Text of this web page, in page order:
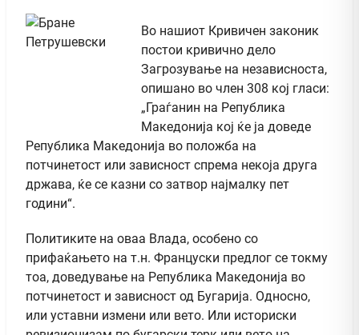
Во нашиот Кривичен законик
постои кривично дело
Загрозување на независноста,
опишано во член 308 кој гласи:
„Граѓанин на Република
Македонија кој ќе ја доведе
Република Македонија во положба на
потчинетост или зависност спрема некоја друга
држава, ќе се казни со затвор најмалку пет
години“.
Политиките на оваа Влада, особено со
прифаќањето на т.н. Француски предлог се токму
тоа, доведување на Република Македонија во
потчинетост и зависност од Бугарија. Односно,
или уставни измени или вето. Или историски